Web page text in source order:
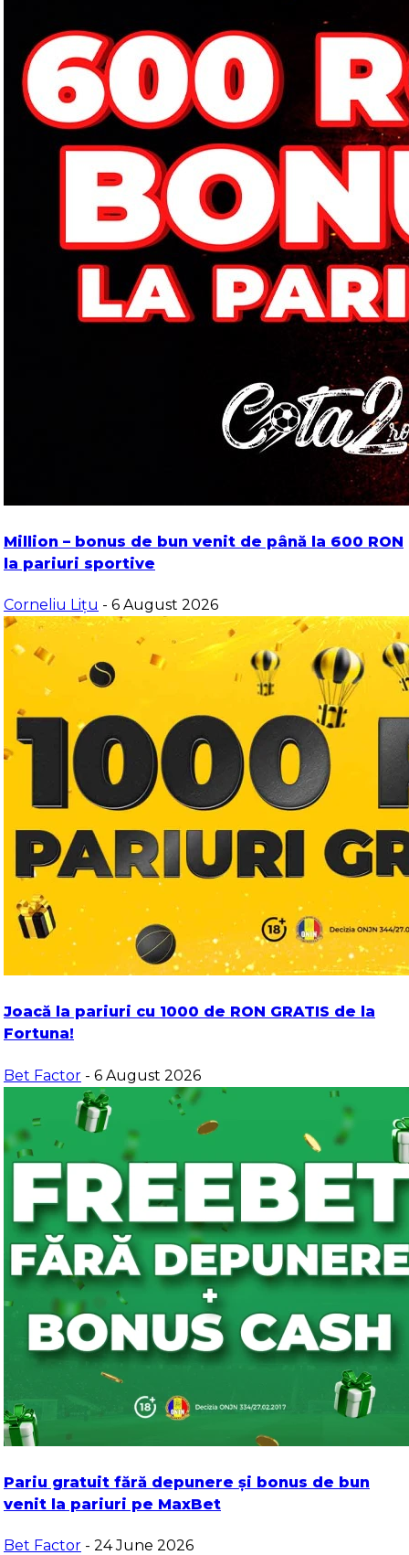
Million – bonus de bun venit de până la 600 RON
la pariuri sportive
Corneliu Lițu - 6 August 2026
Joacă la pariuri cu 1000 de RON GRATIS de la
Fortuna!
Bet Factor - 6 August 2026
Pariu gratuit fără depunere și bonus de bun
venit la pariuri pe MaxBet
Bet Factor - 24 June 2026